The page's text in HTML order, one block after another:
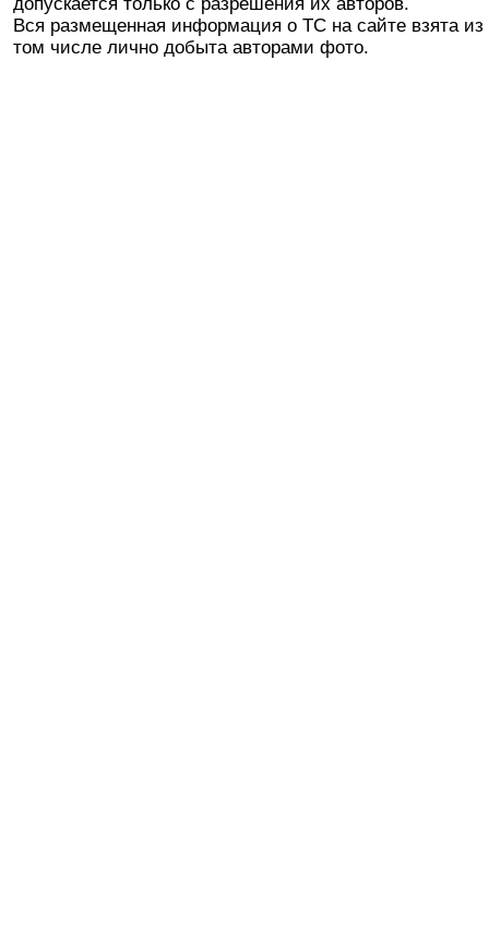
допускается только с разрешения их авторов.
Вся размещенная информация о ТС на сайте взята из
том числе лично добыта авторами фото.